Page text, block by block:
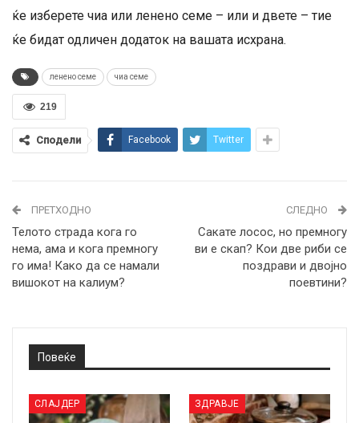
ќе изберете чиа или ленено семе – или и двете – тие
ќе бидат одличен додаток на вашата исхрана.
ленено семе чиа семе
219
Сподели Facebook Twitter
ПРЕТХОДНО
Телото страда кога го
нема, ама и кога премногу
го има! Како да се намали
вишокот на калиум?
СЛЕДНО
Сакате лосос, но премногу
ви е скап? Кои две риби се
поздрави и двојно
поевтини?
Повеќе
СЛАЈДЕР ЗДРАВЈЕ